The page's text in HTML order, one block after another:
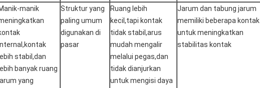
manik
lebih stabil,dan
lebih banyak ruang
yang
Struktur yang
paling umum
digunakan di
pasar
Ruang lebih
kecil,tapi kontak
tidak stabil,arus
mudah mengalir
melalui pegas,dan
tidak dianjurkan
untuk mengisi daya
Jarum dan tabung jarum
memiliki beberapa kontak
untuk meningkatkan
stabilitas kontak